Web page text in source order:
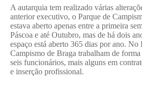
A autarquia tem realizado várias
anterior executivo, o Parque de
estava aberto apenas entre a primeira
Páscoa e até Outubro, mas de há dois
espaço está aberto 365 dias por ano. No
Campismo de Braga trabalham de forma
seis funcionários, mais alguns em
e inserção profissional.